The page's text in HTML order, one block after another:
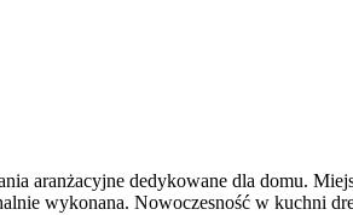
aranżacyjne dedykowane dla domu.
wykonana. Nowoczesność w kuchni